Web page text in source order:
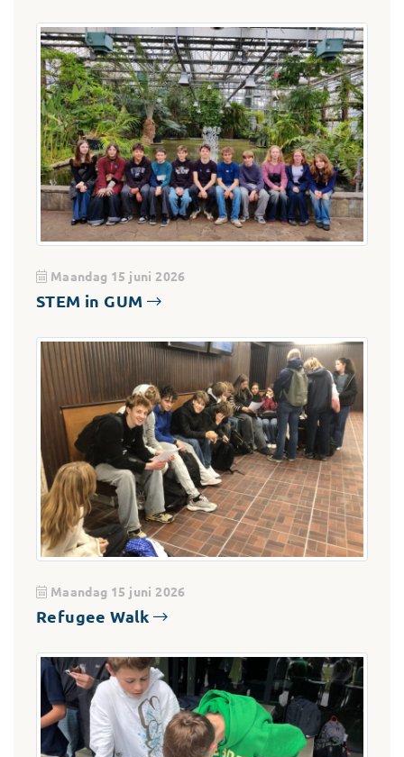
Maandag 15 juni 2026
STEM in GUM
Maandag 15 juni 2026
Refugee Walk